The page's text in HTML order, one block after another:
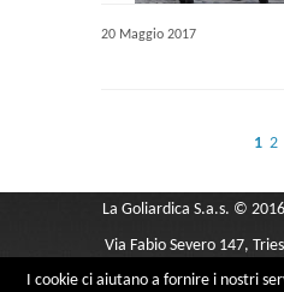
20 Maggio 2017
1 2
La Goliardica S.a.s. ©
Via Fabio Severo 147,
291 |
I cookie ci aiutano a fornire i nostri